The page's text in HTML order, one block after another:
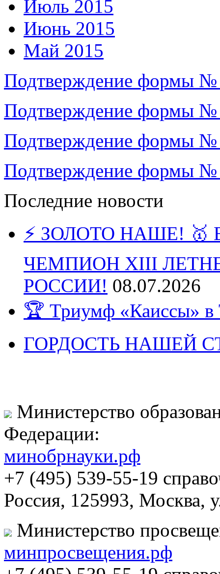
Июль 2015
Июнь 2015
Май 2015
Подтверждение формы
Подтверждение формы
Подтверждение формы
Подтверждение формы
Последние новости
⚡️ ЗОЛОТО НАШЕ!
ЧЕМПИОН XIII
РОССИИ! 08.07.2026
🏆 Триумф «Каиссы» в
ГОРДОСТЬ НАШЕЙ
Министерство
Федерации:
минобрнауки.рф
+7 (495) 539-55-19
Россия, 125993, Москва,
Министерство
минпросвещения.рф